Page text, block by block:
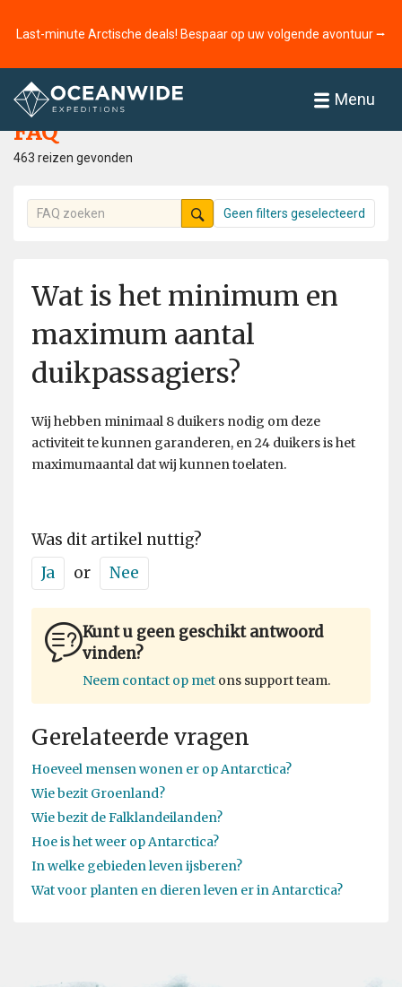
Last-minute Arctische deals! Bespaar op uw volgende avontuur ⭢
Menu
Home
FAQ
463 reizen gevonden
Geen filters geselecteerd
Wat is het minimum en
maximum aantal
duikpassagiers?
Wij hebben minimaal 8 duikers nodig om deze
activiteit te kunnen garanderen, en 24 duikers is het
maximumaantal dat wij kunnen toelaten.
Was dit artikel nuttig?
Ja
or Nee
Kunt u geen geschikt antwoord
vinden?
Neem contact op met ons support team.
Gerelateerde vragen
Hoeveel mensen wonen er op Antarctica?
Wie bezit Groenland?
Wie bezit de Falklandeilanden?
Hoe is het weer op Antarctica?
In welke gebieden leven ijsberen?
Wat voor planten en dieren leven er in Antarctica?